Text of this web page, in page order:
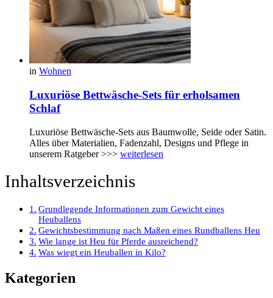
in Wohnen
Luxuriöse Bettwäsche-Sets für erholsamen
Schlaf
Luxuriöse Bettwäsche-Sets aus Baumwolle, Seide oder Satin.
Alles über Materialien, Fadenzahl, Designs und Pflege in
unserem Ratgeber >>> weiterlesen
Inhaltsverzeichnis
Grundlegende Informationen zum Gewicht eines
Heuballens
Gewichtsbestimmung nach Maßen eines Rundballens Heu
Wie lange ist Heu für Pferde ausreichend?
Was wiegt ein Heuballen in Kilo?
Kategorien